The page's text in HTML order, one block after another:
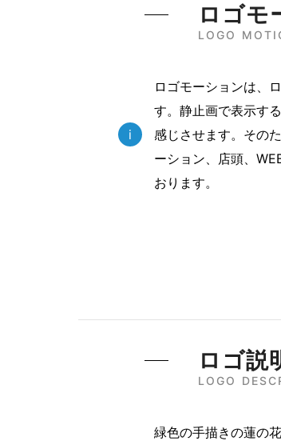
LOGO
ロゴモ
i
ロゴモーションは、
す。静止画で表示す
感じさせます。その
ーション、店頭、
おります。
LOGO
ロゴ説
緑色の手描きの蓮の